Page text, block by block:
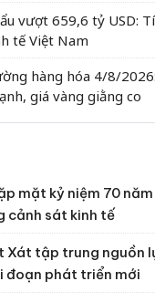
vượt 659,6 tỷ USD:
tế Việt Nam
hàng hóa 4/8/
giá vàng giằng co
mặt kỷ niệm 70
cảnh sát kinh tế
Xát tập trung nguồn
đoạn phát triển mới